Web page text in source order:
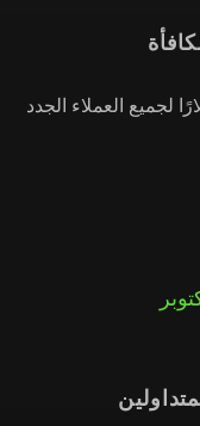
​​مكافأة بدون إيداع بقيمة 50 دولارًا لجميع العملاء الجدد